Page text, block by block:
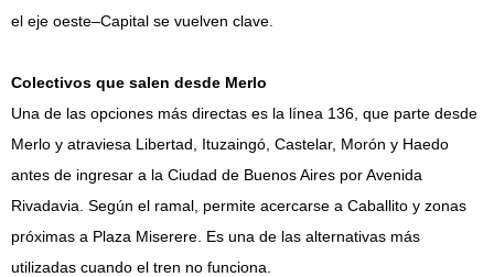
el eje oeste–Capital se vuelven clave.
Colectivos que salen desde Merlo
Una de las opciones más directas es la línea 136, que parte desde
Merlo y atraviesa Libertad, Ituzaingó, Castelar, Morón y Haedo
antes de ingresar a la Ciudad de Buenos Aires por Avenida
Rivadavia. Según el ramal, permite acercarse a Caballito y zonas
próximas a Plaza Miserere. Es una de las alternativas más
utilizadas cuando el tren no funciona.